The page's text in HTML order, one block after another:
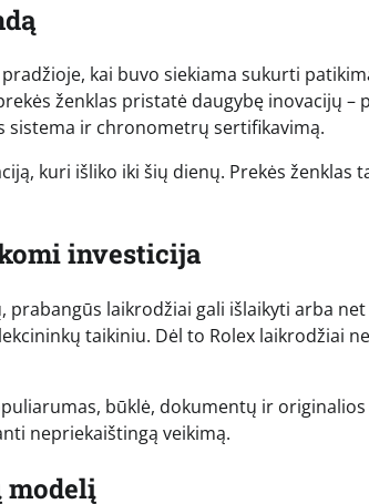
pradžioje, kai buvo siekiama sukurti
ženklas pristatė daugybę inovacijų
ir chronometrų sertifikavimą.
kuri išliko iki šių dienų. Prekės
investicija
prabangūs laikrodžiai gali išlaikyti arba
taikiniu. Dėl to Rolex laikrodžiai
būklė, dokumentų ir
nepriekaištingą veikimą.